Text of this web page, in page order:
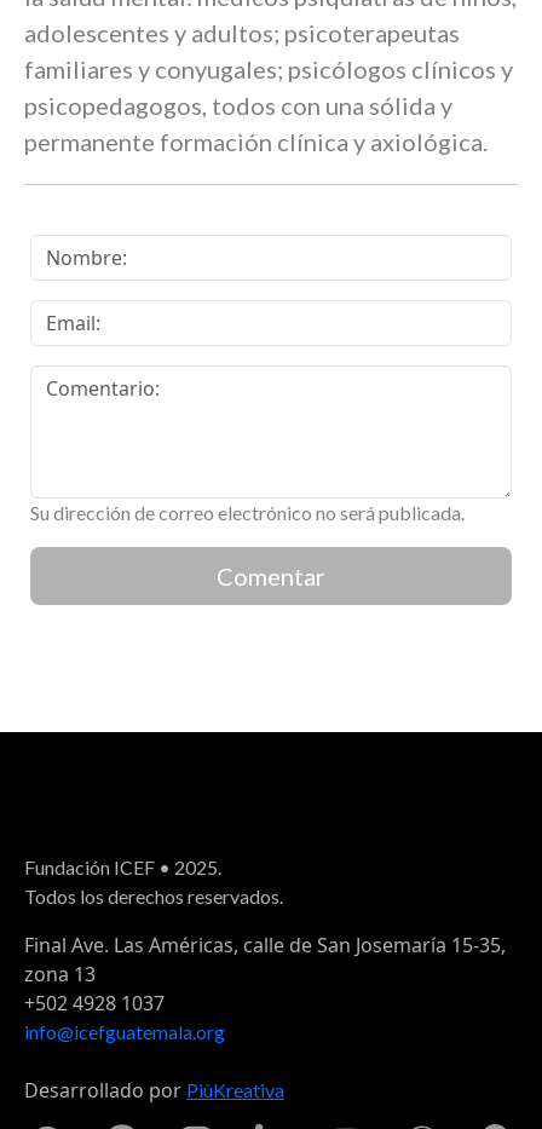
adolescentes y adultos; psicoterapeutas
familiares y conyugales; psicólogos clínicos y
psicopedagogos, todos con una sólida y
permanente formación clínica y axiológica.
Su dirección de correo electrónico no será publicada.
Comentar
Fundación ICEF • 2025.
Todos los derechos reservados.
Final Ave. Las Américas, calle de San Josemaría 15-35,
zona 13
+502 4928 1037
info@icefguatemala.org
Desarrollado por PiùKreativa